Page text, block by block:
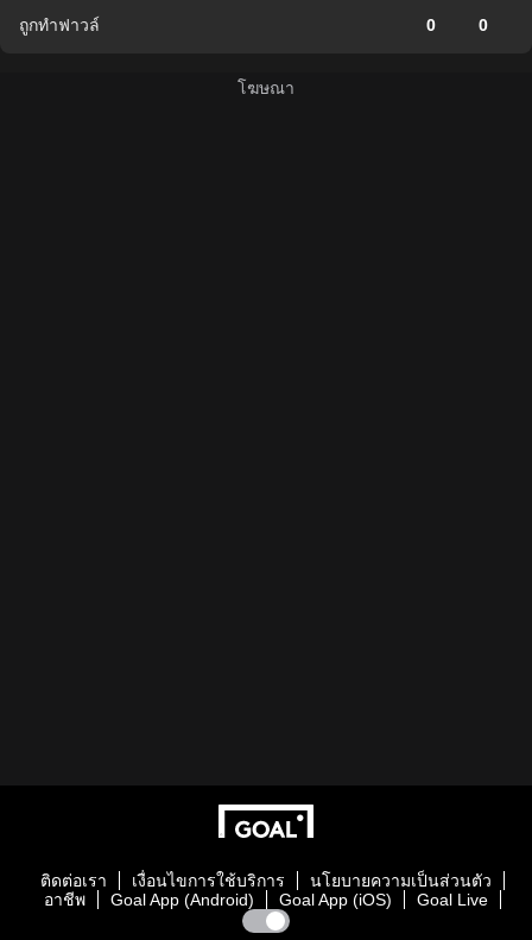
ถูกทำฟาวล์ 0 0
ติดต่อเรา เงื่อนไขการใช้บริการ
นโยบายความเป็นส่วนตัว
อาชีพ
Goal App (Android) Goal App (iOS) Goal Live